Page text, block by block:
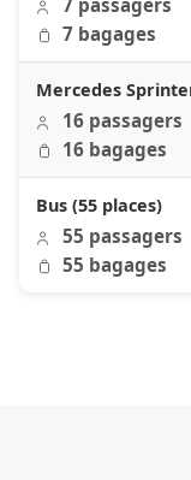
7 passagers
7 bagages
Mercedes
16 passagers
16 bagages
Bus (55 places)
55 passagers
55 bagages